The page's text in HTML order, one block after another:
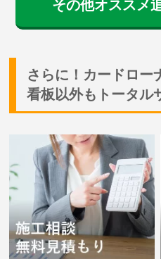
その他オススメ
さらに！カードロー
看板以外もトータル